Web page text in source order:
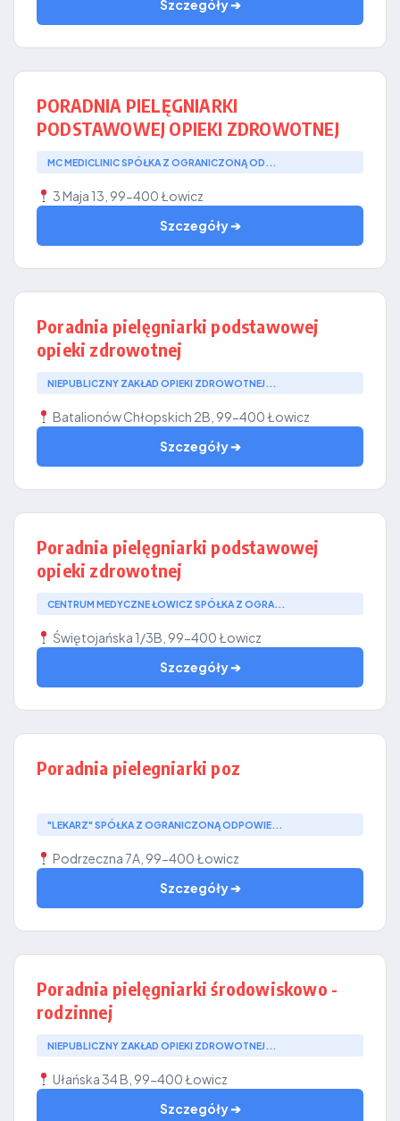
Szczegóły ➔
PORADNIA PIELĘGNIARKI
PODSTAWOWEJ OPIEKI ZDROWOTNEJ
MC MEDICLINIC SPÓŁKA Z OGRANICZONĄ OD...
3 Maja 13, 99-400 Łowicz
Szczegóły ➔
Poradnia pielęgniarki podstawowej
opieki zdrowotnej
NIEPUBLICZNY ZAKŁAD OPIEKI ZDROWOTNEJ...
Batalionów Chłopskich 2B, 99-400 Łowicz
Szczegóły ➔
Poradnia pielęgniarki podstawowej
opieki zdrowotnej
CENTRUM MEDYCZNE ŁOWICZ SPÓŁKA Z OGRA...
Świętojańska 1/3B, 99-400 Łowicz
Szczegóły ➔
Poradnia pielegniarki poz
"LEKARZ" SPÓŁKA Z OGRANICZONĄ ODPOWIE...
Podrzeczna 7A, 99-400 Łowicz
Szczegóły ➔
Poradnia pielęgniarki środowiskowo -
rodzinnej
NIEPUBLICZNY ZAKŁAD OPIEKI ZDROWOTNEJ...
Ułańska 34 B, 99-400 Łowicz
Szczegóły ➔